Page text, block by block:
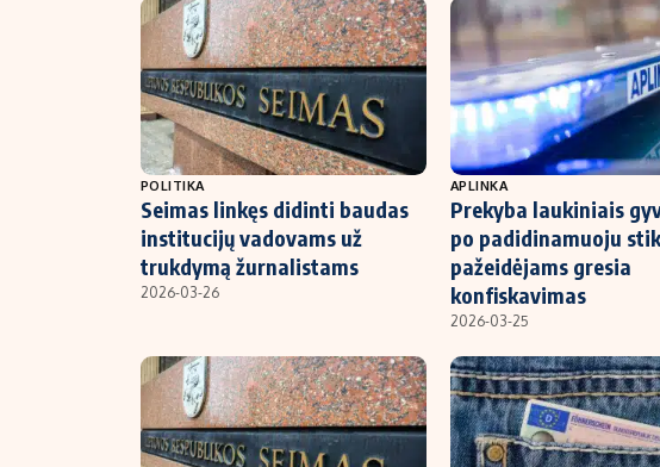
POLITIKA
Seimas linkęs didinti baudas
institucijų vadovams už
trukdymą žurnalistams
2026-03-26
APLINKA
Prekyba laukiniais
po padidinamuoju
pažeidėjams gresia
konfiskavimas
2026-03-25